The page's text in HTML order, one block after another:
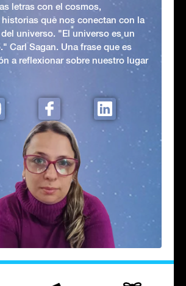
letras con el cosmos,
que nos conectan con la
universo. "El universo es un
Carl Sagan. Una frase que es
a reflexionar sobre nuestro lugar